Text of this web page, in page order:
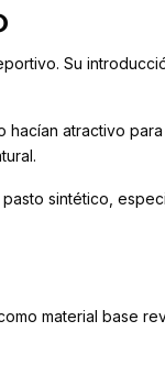
Su
atractivo
sintético,
material base